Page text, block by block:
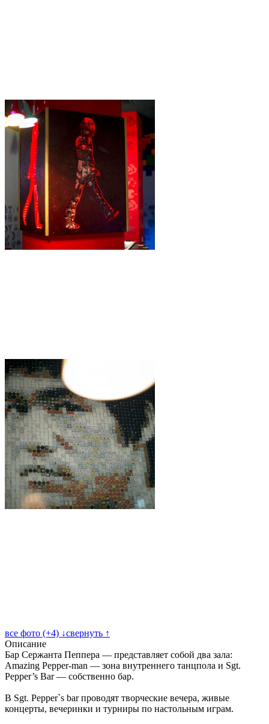
все фото (+4) ↓свернуть ↑
Описание
Бар Сержанта Пеппера — представляет собой два зала:
Amazing Pepper-man — зона внутреннего танцпола и Sgt.
Pepper’s Bar — собственно бар.
В Sgt. Pepper`s bar проводят творческие вечера, живые
концерты, вечеринки и турниры по настольным играм.